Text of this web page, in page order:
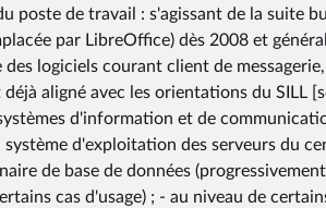
poste de travail : s'agissant de la suite
par LibreOffice) dès 2008 et
des logiciels courant client de
aligné avec les orientations du SILL
d'information et de
d'exploitation des serveurs du
de base de données
cas d'usage) ; - au niveau de